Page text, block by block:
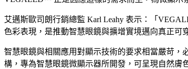
艾邁斯歐司朗行銷總監 Karl Leahy 表示：「
色彩表現，是推動智慧眼鏡與擴增實境邁向真正可
智慧眼鏡與相關應用對顯示技術的要求相當嚴苛
構，專為智慧眼鏡微顯示器所開發，可呈現自然膚